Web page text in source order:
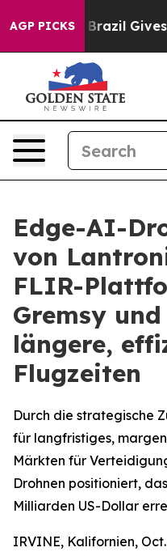
AGP PICKS
Brazil Gives Parents
Edge-AI-
von
FLIR-
Gremsy
längere,
Flugzeiten
Durch die strategische
für langfristiges,
Märkten für
Drohnen positioniert,
Milliarden US-Dollar
IRVINE, Kalifornien,